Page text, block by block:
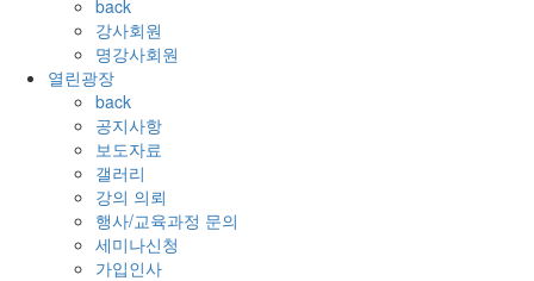
back
강사회원
명강사회원
열린광장
back
공지사항
보도자료
갤러리
강의 의뢰
행사/교육과정 문의
세미나신청
가입인사